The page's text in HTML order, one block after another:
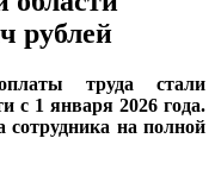
рублей
труда стали
с 1 января 2026 года.
на полной